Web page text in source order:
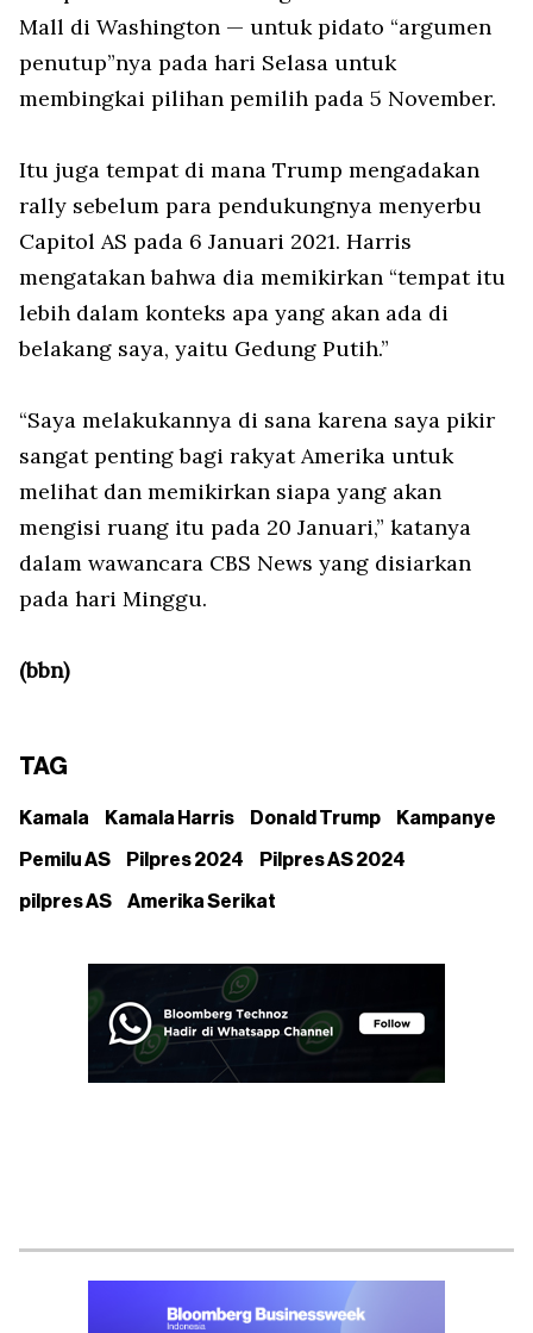
Mall di Washington — untuk pidato “argumen
penutup”nya pada hari Selasa untuk
membingkai pilihan pemilih pada 5 November.
Itu juga tempat di mana Trump mengadakan
rally sebelum para pendukungnya menyerbu
Capitol AS pada 6 Januari 2021. Harris
mengatakan bahwa dia memikirkan “tempat itu
lebih dalam konteks apa yang akan ada di
belakang saya, yaitu Gedung Putih.”
“Saya melakukannya di sana karena saya pikir
sangat penting bagi rakyat Amerika untuk
melihat dan memikirkan siapa yang akan
mengisi ruang itu pada 20 Januari,” katanya
dalam wawancara CBS News yang disiarkan
pada hari Minggu.
(bbn)
TAG
Kamala Kamala Harris Donald Trump Kampanye
Pemilu AS Pilpres 2024 Pilpres AS 2024
pilpres AS Amerika Serikat